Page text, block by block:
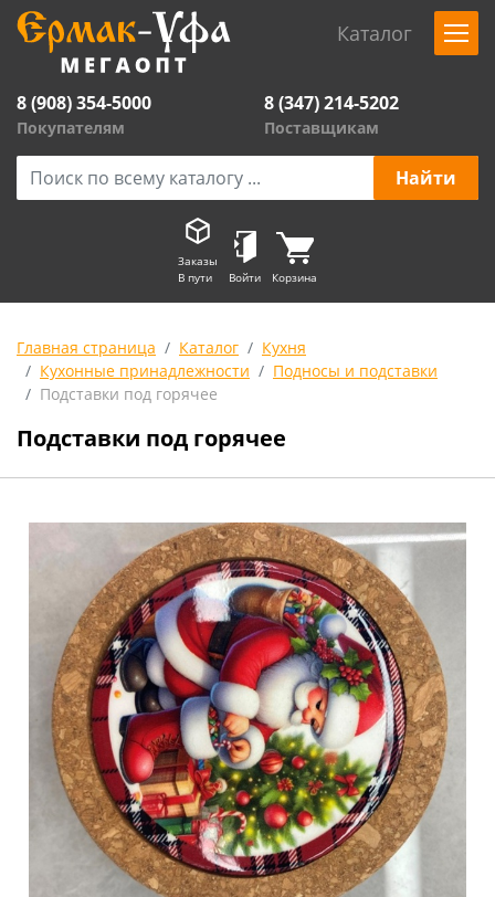
Каталог
8 (908) 354-5000
Покупателям
8 (347) 214-5202
Поставщикам
Заказы
В пути
Войти Корзина
Главная страница Каталог
Кухня
Кухонные принадлежности
Подносы и подставки
Подставки под горячее
Подставки под горячее